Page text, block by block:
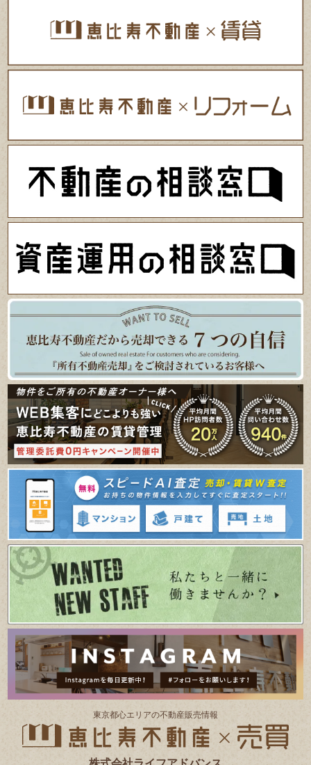
東京都⼼エリアの不動産販売情報